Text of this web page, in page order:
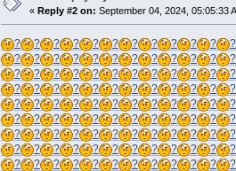
«Reply #2 on: September 04, 2024, 05:05:33
? ? ? ? ? ? ? ? ? ? ? ?
?
? ? ? ? ? ? ? ? ? ? ?
?
? ? ? ? ? ? ? ? ? ? ?
?
? ? ? ? ? ? ? ? ? ? ?
?
? ? ? ? ? ? ? ? ? ? ?
?
? ? ? ? ? ? ? ? ? ? ?
?
? ? ? ? ? ? ? ? ? ? ?
?
? ? ? ? ? ? ? ? ? ? ?
?
? ? ? ? ? ? ? ? ? ? ?